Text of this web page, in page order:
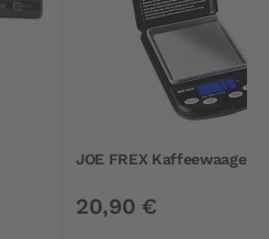
JOE FREX Kaffeewaage
20,90 €